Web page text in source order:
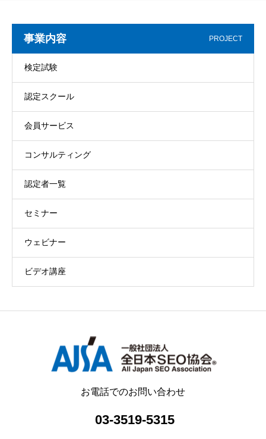
事業内容 PROJECT
検定試験
認定スクール
会員サービス
コンサルティング
認定者一覧
セミナー
ウェビナー
ビデオ講座
お電話でのお問い合わせ
03-3519-5315